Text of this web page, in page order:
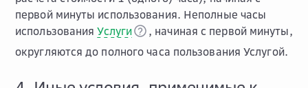
первой минуты использования. Неполные часы
использованияУслуги
, начиная с первой минуты,
округляются до полного часа пользования Услугой.